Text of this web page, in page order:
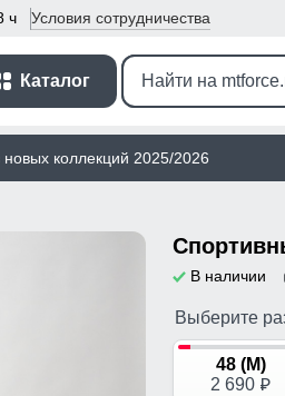
ч Условия сотрудничества
Каталог
коллекций 2025/2026
В наличии
Выберите
48 (M)
2 690 p